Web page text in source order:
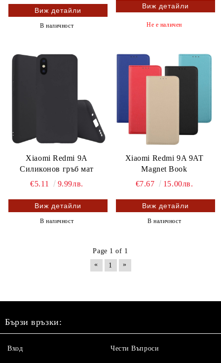
Виж детайли
В наличност
Виж детайли
Не е наличен
Xiaomi Redmi 9A
Силиконов гръб мат
€5.11
9.99лв.
Виж детайли
В наличност
Xiaomi Redmi 9A 9AT
Magnet Book
€7.67
15.00лв.
Виж детайли
В наличност
Page 1 of 1
«
1 »
Бързи връзки:
Вход Чести Въпроси